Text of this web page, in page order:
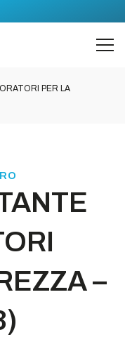
PER LA
–